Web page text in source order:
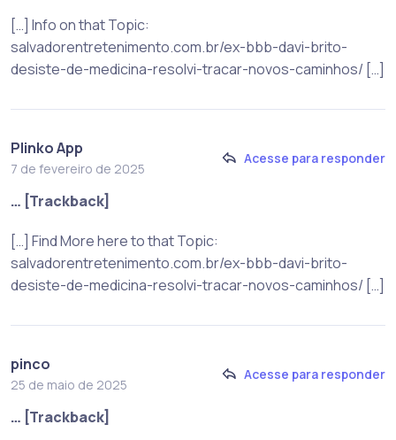
[…] Info on that Topic:
salvadorentretenimento.com.br/ex-bbb-davi-brito-
desiste-de-medicina-resolvi-tracar-novos-caminhos/ […]
Plinko App
7 de fevereiro de 2025
Acesse para responder
… [Trackback]
[…] Find More here to that Topic:
salvadorentretenimento.com.br/ex-bbb-davi-brito-
desiste-de-medicina-resolvi-tracar-novos-caminhos/ […]
pinco
25 de maio de 2025
Acesse para responder
… [Trackback]